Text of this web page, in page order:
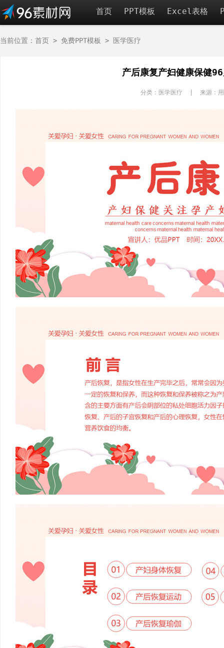
首页 PPT模板 Excel表格
当前位置： 首页 > 免费PPT模板 > 医学医疗
产后康复产妇健康保健
分类：医学医疗 | 来源：